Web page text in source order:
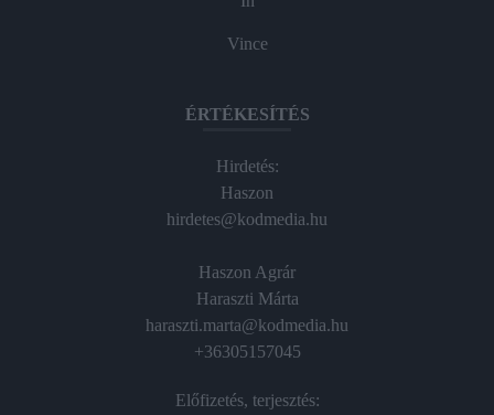
Vince
ÉRTÉKESÍTÉS
Hirdetés:
Haszon
hirdetes@kodmedia.hu
Haszon Agrár
Haraszti Márta
haraszti.marta@kodmedia.hu
+36305157045
Előfizetés, terjesztés: